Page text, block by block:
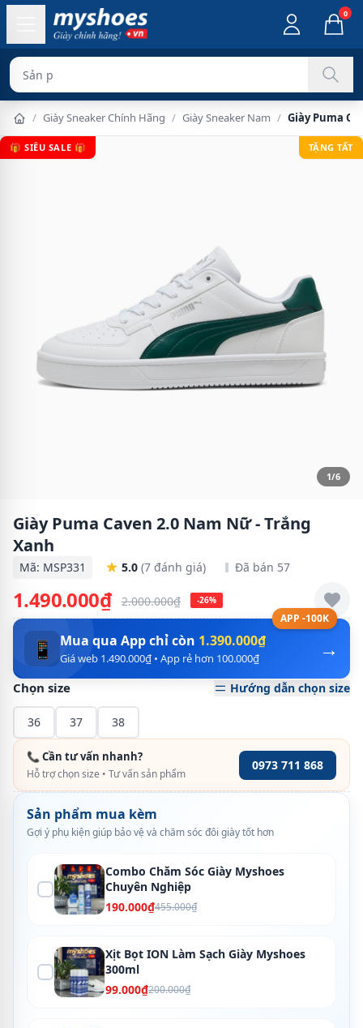
0
Sản phẩm chính h
/ Giày Sneaker Chính Hãng / Giày Sneaker Nam / Giày Puma
🎁 SIÊU SALE 🎁 TẶNG TẤT
1/6
Giày Puma Caven 2.0 Nam Nữ - Trắng
Xanh
Mã: MSP331 5.0 (7 đánh giá) Đã bán 57
1.490.000₫ 2.000.000₫ -26%
APP -100K
→
📱 Mua qua App chỉ còn 1.390.000₫
Giá web 1.490.000₫ • App rẻ hơn 100.000₫
Chọn size Hướng dẫn chọn size
36 37 38
📞 Cần tư vấn nhanh?
Hỗ trợ chọn size • Tư vấn sản phẩm
0973 711 868
Sản phẩm mua kèm
Gợi ý phụ kiện giúp bảo vệ và chăm sóc đôi giày tốt hơn
Combo Chăm Sóc Giày Myshoes
Chuyên Nghiệp
190.000₫455.000₫
Xịt Bọt ION Làm Sạch Giày Myshoes
300ml
99.000₫200.000₫